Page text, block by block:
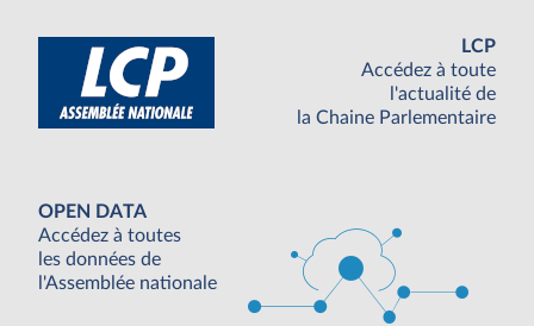
LCP
Accédez à toute
l'actualité de
la Chaine Parlementaire
OPEN DATA
Accédez à toutes
les données de
l'Assemblée nationale